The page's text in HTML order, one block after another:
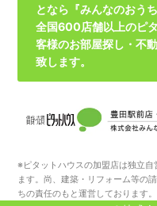
となら『みんなのおう
全国600店舗以上のピ
客様のお部屋探し・不
致します。
※ピタットハウスの加盟店は独立
ます。尚、建築・リフォーム等の
ちの責任のもと運営しております。